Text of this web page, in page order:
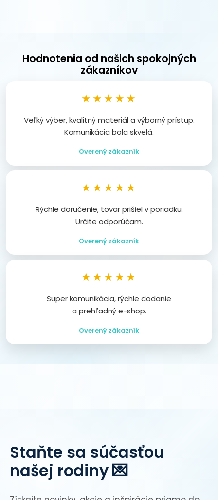
Hodnotenia od našich spokojných
zákazníkov
★★★★★
Veľký výber, kvalitný materiál a výborný prístup.
Komunikácia bola skvelá.
Overený zákazník
★★★★★
Rýchle doručenie, tovar prišiel v poriadku.
Určite odporúčam.
Overený zákazník
★★★★★
Super komunikácia, rýchle dodanie
a prehľadný e-shop.
Overený zákazník
Staňte sa súčasťou
našej rodiny 💌